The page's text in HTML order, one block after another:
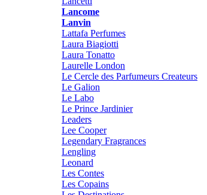
Lancome
Lanvin
Lattafa Perfumes
Laura Biagiotti
Laura Tonatto
Laurelle London
Le Cercle des Parfumeurs Createurs
Le Galion
Le Labo
Le Prince Jardinier
Leaders
Lee Cooper
Legendary Fragrances
Lengling
Leonard
Les Contes
Les Copains